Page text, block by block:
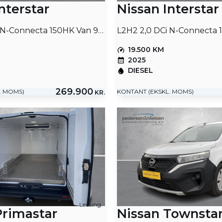
L2H2 2,0 DCi N-Connecta 150HK Van 9g Aut.
MOMS) 269.900 KR.
Nissan Interstar
19.500 KM
2025
DIESEL
KONTANT (EKSKL. MOMS)
Leasing
Nissan